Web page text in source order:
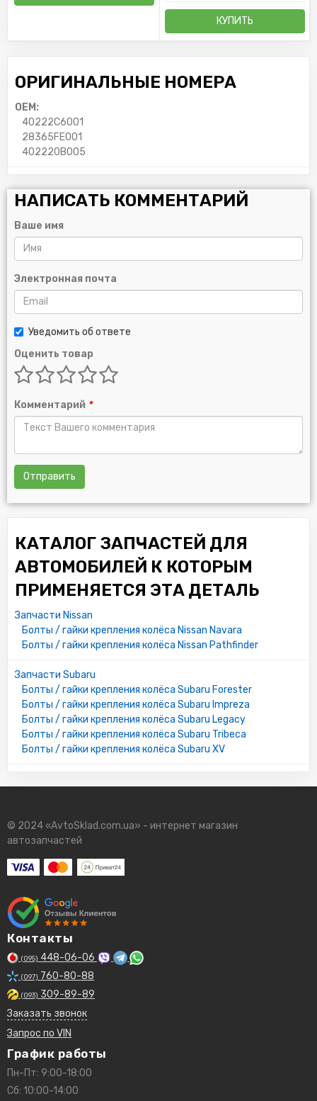
КУПИТЬ
ОРИГИНАЛЬНЫЕ НОМЕРА
OEM:
40222C6001
28365FE001
402220B005
НАПИСАТЬ КОММЕНТАРИЙ
Ваше имя
Электронная почта
Уведомить об ответе
Оценить товар
Комментарий *
Отправить
КАТАЛОГ ЗАПЧАСТЕЙ ДЛЯ
АВТОМОБИЛЕЙ К КОТОРЫМ
ПРИМЕНЯЕТСЯ ЭТА ДЕТАЛЬ
Запчасти Nissan
Болты / гайки крепления колёса Nissan Navara
Болты / гайки крепления колёса Nissan Pathfinder
Запчасти Subaru
Болты / гайки крепления колёса Subaru Forester
Болты / гайки крепления колёса Subaru Impreza
Болты / гайки крепления колёса Subaru Legacy
Болты / гайки крепления колёса Subaru Tribeca
Болты / гайки крепления колёса Subaru XV
© 2024 «AvtoSklad.com.ua» - интернет магазин
автозапчастей
Контакты
(095) 448-06-06
(097) 760-80-88
(093) 309-89-89
Заказать звонок
Запрос по VIN
График работы
Пн-Пт: 9:00-18:00
Сб: 10:00-14:00